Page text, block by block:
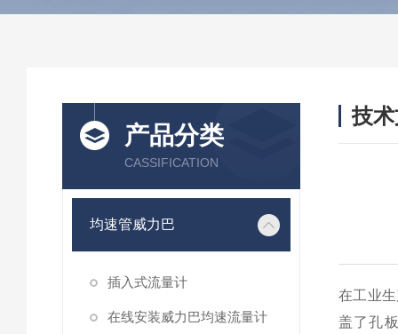
产品分类
CASSIFICATION
均速管威力巴
插入式流量计
在线安装威力巴均速流量计
技
在工业
盖了孔